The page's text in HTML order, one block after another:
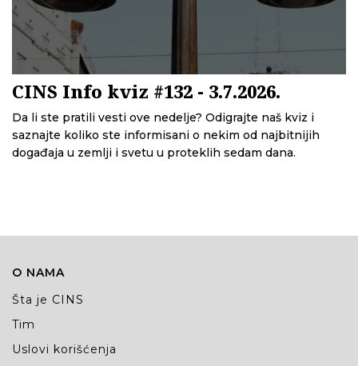
CINS Info kviz #132 - 3.7.2026.
Da li ste pratili vesti ove nedelje? Odigrajte naš kviz i
saznajte koliko ste informisani o nekim od najbitnijih
događaja u zemlji i svetu u proteklih sedam dana.
O NAMA
Šta je CINS
Tim
Uslovi korišćenja